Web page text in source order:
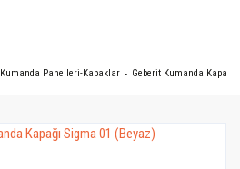
Kumanda Panelleri-Kapaklar Geberit Kumanda Kapağı